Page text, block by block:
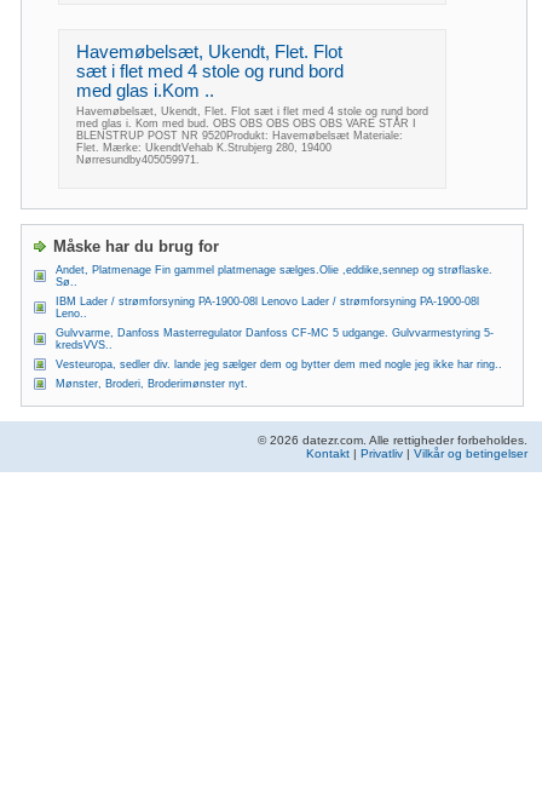
Havemøbelsæt, Ukendt, Flet. Flot
sæt i flet med 4 stole og rund bord
med glas i.Kom ..
Havemøbelsæt, Ukendt, Flet. Flot sæt i flet med 4 stole og rund bord
med glas i. Kom med bud. OBS OBS OBS OBS OBS VARE STÅR I
BLENSTRUP POST NR 9520Produkt: Havemøbelsæt Materiale:
Flet. Mærke: UkendtVehab K.Strubjerg 280, 19400
Nørresundby405059971.
Måske har du brug for
Andet, Platmenage Fin gammel platmenage sælges.Olie ,eddike,sennep og strøflaske.
Sø..
IBM Lader / strømforsyning PA-1900-08l Lenovo Lader / strømforsyning PA-1900-08l
Leno..
Gulvvarme, Danfoss Masterregulator Danfoss CF-MC 5 udgange. Gulvvarmestyring 5-
kredsVVS..
Vesteuropa, sedler div. lande jeg sælger dem og bytter dem med nogle jeg ikke har ring..
Mønster, Broderi, Broderimønster nyt.
© 2026 datezr.com. Alle rettigheder forbeholdes.
Kontakt | Privatliv | Vilkår og betingelser